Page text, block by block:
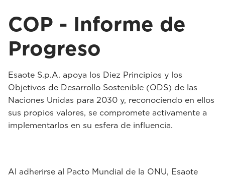
COP - Informe de
Progreso
Esaote S.p.A. apoya los Diez Principios y los
Objetivos de Desarrollo Sostenible (ODS) de las
Naciones Unidas para 2030 y, reconociendo en ellos
sus propios valores, se compromete activamente a
implementarlos en su esfera de influencia.
Al adherirse al Pacto Mundial de la ONU, Esaote